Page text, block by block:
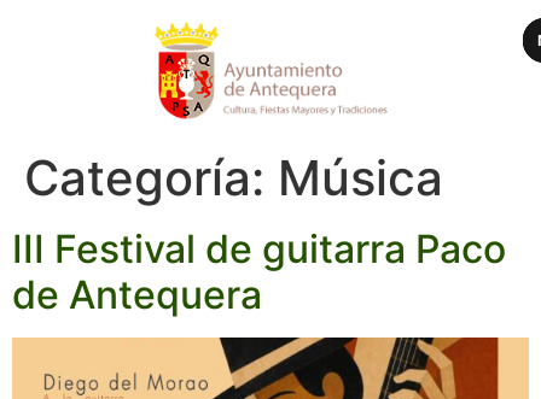
Categoría: Música
III Festival de guitarra Paco
de Antequera